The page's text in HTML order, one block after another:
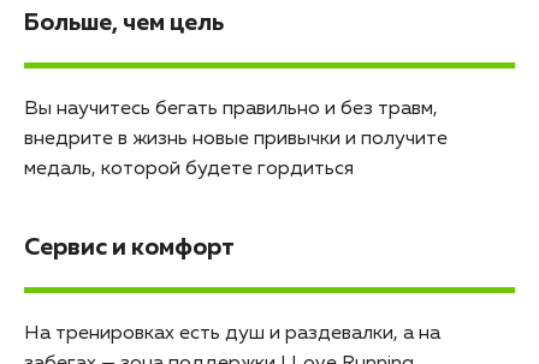
Больше, чем цель
Вы научитесь бегать правильно и без травм,
внедрите в жизнь новые привычки и получите
медаль, которой будете гордиться
Сервис и комфорт
На тренировках есть душ и раздевалки, а на